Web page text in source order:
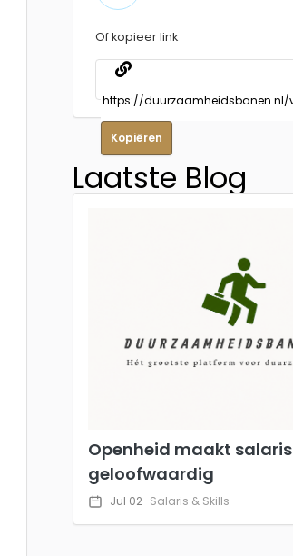
Of kopieer link
Kopiëren
Laatste Blog
Openheid maakt salaris
geloofwaardig
Jul 02 Salaris & Skills